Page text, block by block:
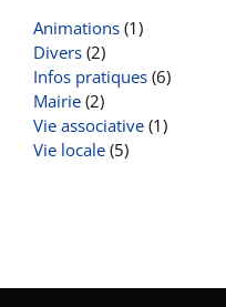
Animations (1)
Divers (2)
Infos pratiques (6)
Mairie (2)
Vie associative (1)
Vie locale (5)